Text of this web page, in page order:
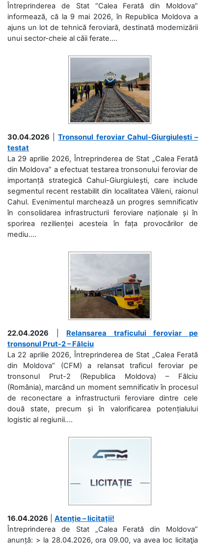
Întreprinderea de Stat “Calea Ferată din Moldova”
informează, că la 9 mai 2026, în Republica Moldova a
ajuns un lot de tehnică feroviară, destinată modernizării
unui sector-cheie al căii ferate....
30.04.2026 |Tronsonul feroviar Cahul-Giurgiulești –
testat
La 29 aprilie 2026, Întreprinderea de Stat „Calea Ferată
din Moldova” a efectuat testarea tronsonului feroviar de
importanță strategică Cahul-Giurgiulești, care include
segmentul recent restabilit din localitatea Văleni, raionul
Cahul. Evenimentul marchează un progres semnificativ
în consolidarea infrastructurii feroviare naționale și în
sporirea rezilienței acesteia în fața provocărilor de
mediu....
22.04.2026
Relansarea traficului feroviar pe
tronsonul Prut-2 – Fălciu
La 22 aprilie 2026, Întreprinderea de Stat „Calea Ferată
din Moldova” (CFM) a relansat traficul feroviar pe
tronsonul Prut-2 (Republica Moldova) – Fălciu
(România), marcând un moment semnificativ în procesul
de reconectare a infrastructurii feroviare dintre cele
două state, precum și în valorificarea potențialului
logistic al regiunii....
16.04.2026
Atenție – licitații!
Întreprinderea de Stat „Calea Ferată din Moldova”
anunță: > la 28.04.2026, ora 09.00, va avea loc licitaţia